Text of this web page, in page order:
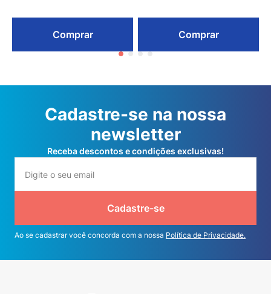
Comprar Comprar
Cadastre-se na nossa
newsletter
Receba descontos e condições exclusivas!
Cadastre-se
Ao se cadastrar você concorda com a nossa Política de Privacidade.